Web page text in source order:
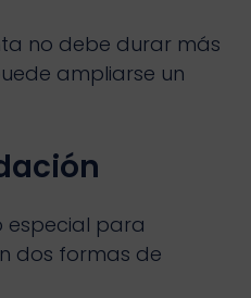
no debe durar más
ampliarse un
especial para
dos formas de